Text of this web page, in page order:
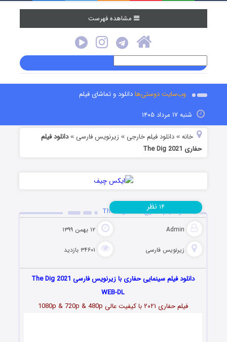
مشاهده فهرست
وب‌سایت دوستی‌هادانلود و تماشای فیلم
شنبه ۱۷ مرداد ۱۴۰۵
خانه »دانلود فیلم خارجی » زیرنویس فارسی »دانلود فیلم
حفاری The Dig 2021
دانلود فیلم حفاری The Dig 2021
Admin ۱۲ بهمن ۱۳۹۹
زیرنویس فارسی ۳۴۶۰۱ بازدید
۱۴ نظر
دانلود فیلم سینمایی حفاری با زیرنویس فارسی The Dig 2021
WEB-DL
فیلم حفاری ۲۰۲۱ با کیفیت عالی 1080p & 720p & 480p